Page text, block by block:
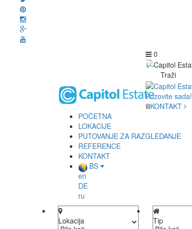
0
Traži
Pozovite sada!
iliKONTAKT
POČETNA
LOKACIJE
PUTOVANJE ZA RAZGLEDANJE
REFERENCE
KONTAKT
BS
en
DE
ru
Lokacija Tip